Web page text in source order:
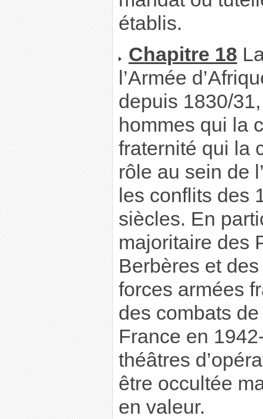
établis.
Chapitre 18
l’Armée
depuis 1830/
hommes qui la
fraternité qui la
rôle au sein de
les conflits des
siècles. En
majoritaire des
Berbères et
forces armées
des combats
France en
théâtres
être occultée
en valeur.